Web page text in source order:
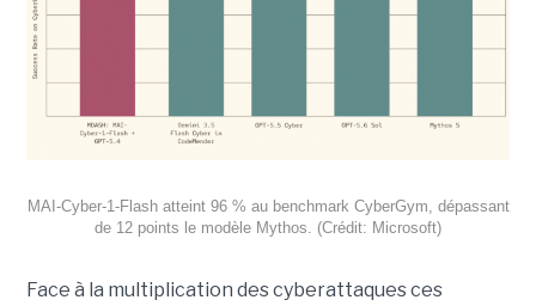
MAI-Cyber-1-Flash atteint 96 % au benchmark CyberGym, dépassant
de 12 points le modèle Mythos. (Crédit: Microsoft)
Face à la multiplication des cyberattaques ces